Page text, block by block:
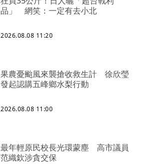
品」 網笑：一定有去小北
2026.08.08 11:20
果農憂颱風來襲搶收救生計 徐欣瑩
發起認購五峰鄉水梨行動
2026.08.08 11:00
最年輕原民校長光環蒙塵 高市議員
范織欽涉貪交保